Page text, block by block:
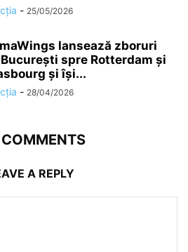
- 25/05/2026
lansează zboruri
spre Rotterdam și
și își...
- 28/04/2026
A REPLY